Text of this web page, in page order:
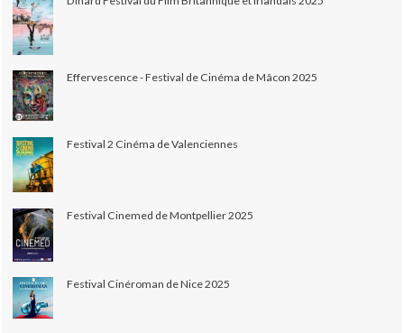
Effervescence - Festival de Cinéma de Mâcon 2025
Festival 2 Cinéma de Valenciennes
Festival Cinemed de Montpellier 2025
Festival Cinéroman de Nice 2025